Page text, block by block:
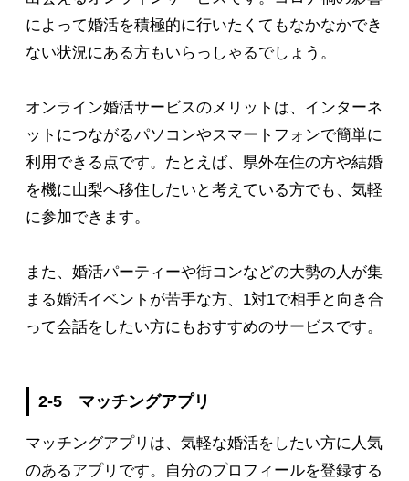
によって婚活を積極的に行いたくてもなかなかでき
ない状況にある方もいらっしゃるでしょう。
オンライン婚活サービスのメリットは、インターネ
ットにつながるパソコンやスマートフォンで簡単に
利用できる点です。たとえば、県外在住の方や結婚
を機に山梨へ移住したいと考えている方でも、気軽
に参加できます。
また、婚活パーティーや街コンなどの大勢の人が集
まる婚活イベントが苦手な方、1対1で相手と向き合
って会話をしたい方にもおすすめのサービスです。
2-5 マッチングアプリ
マッチングアプリは、気軽な婚活をしたい方に人気
のあるアプリです。自分のプロフィールを登録する